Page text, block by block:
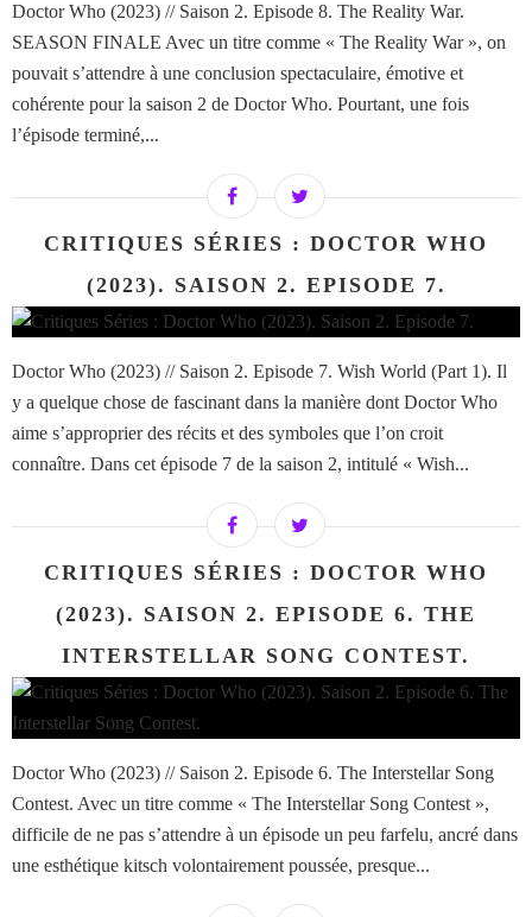
Doctor Who (2023) // Saison 2. Episode 8. The Reality War.
SEASON FINALE Avec un titre comme « The Reality War », on
pouvait s’attendre à une conclusion spectaculaire, émotive et
cohérente pour la saison 2 de Doctor Who. Pourtant, une fois
l’épisode terminé,...
CRITIQUES SÉRIES : DOCTOR WHO
(2023). SAISON 2. EPISODE 7.
Doctor Who (2023) // Saison 2. Episode 7. Wish World (Part 1). Il
y a quelque chose de fascinant dans la manière dont Doctor Who
aime s’approprier des récits et des symboles que l’on croit
connaître. Dans cet épisode 7 de la saison 2, intitulé « Wish...
CRITIQUES SÉRIES : DOCTOR WHO
(2023). SAISON 2. EPISODE 6. THE
INTERSTELLAR SONG CONTEST.
Doctor Who (2023) // Saison 2. Episode 6. The Interstellar Song
Contest. Avec un titre comme « The Interstellar Song Contest »,
difficile de ne pas s’attendre à un épisode un peu farfelu, ancré dans
une esthétique kitsch volontairement poussée, presque...